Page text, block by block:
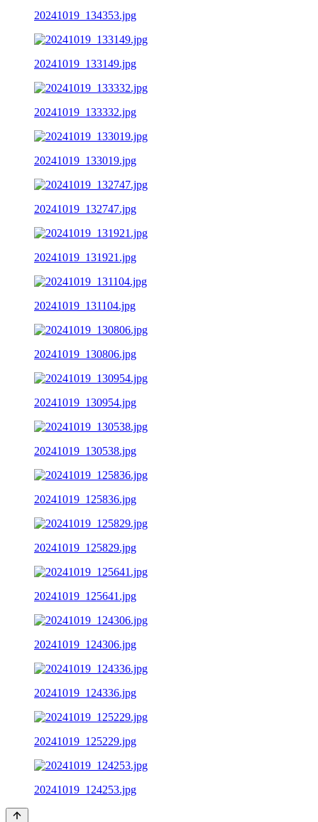
20241019_134353.jpg
20241019_133149.jpg
20241019_133332.jpg
20241019_133019.jpg
20241019_132747.jpg
20241019_131921.jpg
20241019_131104.jpg
20241019_130806.jpg
20241019_130954.jpg
20241019_130538.jpg
20241019_125836.jpg
20241019_125829.jpg
20241019_125641.jpg
20241019_124306.jpg
20241019_124336.jpg
20241019_125229.jpg
20241019_124253.jpg